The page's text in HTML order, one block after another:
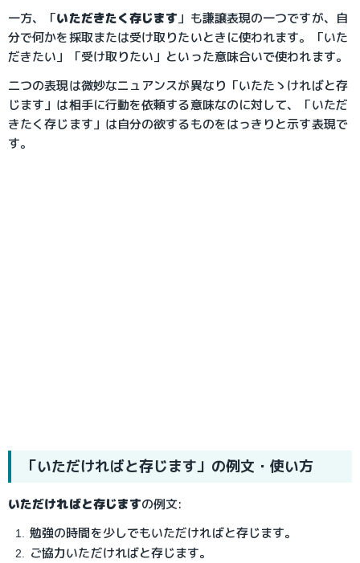
一方、「いただきたく存じます 」も謙譲表現の一つですが、自
分で何かを採取または受け取りたいときに使われます。「いた
だきたい」「受け取りたい」といった意味合いで使われます。
二つの表現は微妙なニュアンスが異なり「いたたゝければと存
じます」は相手に行動を依頼する意味なのに対して、「いただ
きたく存じます」は自分の欲するものをはっきりと示す表現で
す。
「いただければと存じます」の例文・使い方
いただければと存じますの例文:
勉強の時間を少しでもいただければと存じます。
ご協力いただければと存じます。